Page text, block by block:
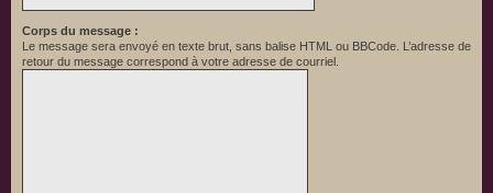
Corps du message :
Le message sera envoyé en texte brut, sans balise HTML ou BBCode. L’adresse de
retour du message correspond à votre adresse de courriel.